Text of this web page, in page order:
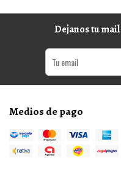
Dejanos tu
Medios de pago